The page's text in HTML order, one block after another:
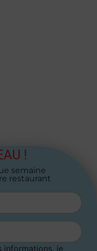
!
semaine
restaurant
informations, je